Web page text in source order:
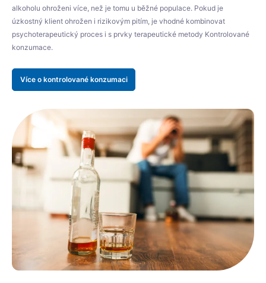
alkoholu ohroženi více, než je tomu u běžné populace. Pokud je
úzkostný klient ohrožen i rizikovým pitím, je vhodné kombinovat
psychoterapeutický proces i s prvky terapeutické metody Kontrolované
konzumace.
Více o kontrolované konzumaci